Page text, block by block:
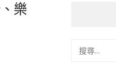
樂